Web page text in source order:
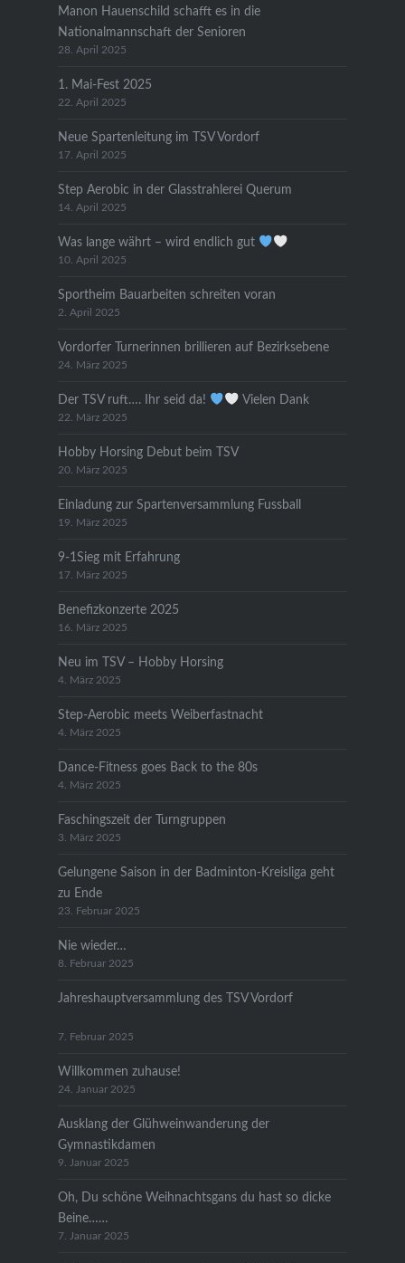
Manon Hauenschild schafft es in die
Nationalmannschaft der Senioren
28. April 2025
1. Mai-Fest 2025
22. April 2025
Neue Spartenleitung im TSV Vordorf
17. April 2025
Step Aerobic in der Glasstrahlerei Querum
14. April 2025
Was lange währt – wird endlich gut
10. April 2025
Sportheim Bauarbeiten schreiten voran
2. April 2025
Vordorfer Turnerinnen brillieren auf Bezirksebene
24. März 2025
Der TSV ruft…. Ihr seid da! Vielen Dank
22. März 2025
Hobby Horsing Debut beim TSV
20. März 2025
Einladung zur Spartenversammlung Fussball
19. März 2025
9-1Sieg mit Erfahrung
17. März 2025
Benefizkonzerte 2025
16. März 2025
Neu im TSV – Hobby Horsing
4. März 2025
Step-Aerobic meets Weiberfastnacht
4. März 2025
Dance-Fitness goes Back to the 80s
4. März 2025
Faschingszeit der Turngruppen
3. März 2025
Gelungene Saison in der Badminton-Kreisliga geht
zu Ende
23. Februar 2025
Nie wieder…
8. Februar 2025
Jahreshauptversammlung des TSV Vordorf
7. Februar 2025
Willkommen zuhause!
24. Januar 2025
Ausklang der Glühweinwanderung der
Gymnastikdamen
9. Januar 2025
Oh, Du schöne Weihnachtsgans du hast so dicke
Beine……
7. Januar 2025